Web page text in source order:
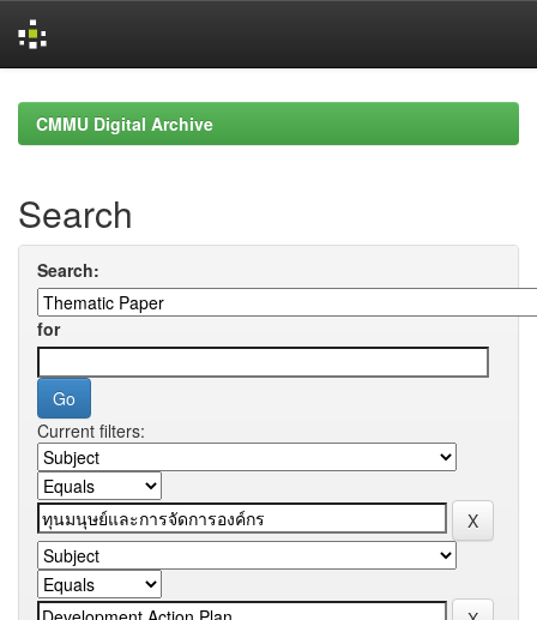
navigationCMMU Digital Archive
Search
Search:
for
Current filters: